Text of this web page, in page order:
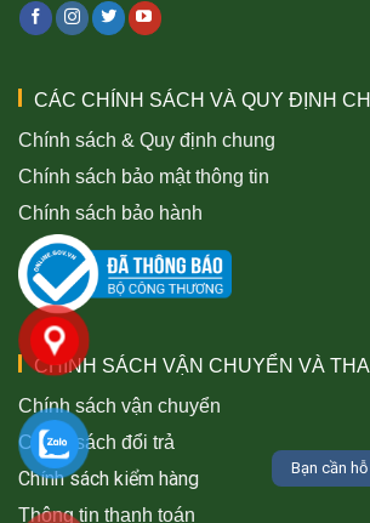
CÁC CHÍNH SÁCH VÀ QUY ĐỊNH
Chính sách & Quy định chung
Chính sách bảo mật thông tin
Chính sách bảo hành
CHÍNH SÁCH VẬN CHUYỂN VÀ
Chính sách vận chuyển
Chính sách đổi trả
Chính sách kiểm hàng
Thông tin thanh toán
Bạn cần hỗ